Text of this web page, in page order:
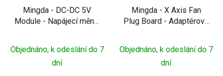
Mingda - DC-DC 5V
Module - Napájecí měnič
Objednáno, k odeslání do 7
dní
Mingda - X Axis Fan
Plug Board - Adaptérová
Objednáno, k odeslání do 7
dní